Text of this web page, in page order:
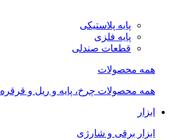
پایه پلاستیکی
پایه فلزی
قطعات صندلی
همه محصولات
همه محصولات چرخ، پایه و ریل و قرقره
ابزار
ابزار برقی و شارژی